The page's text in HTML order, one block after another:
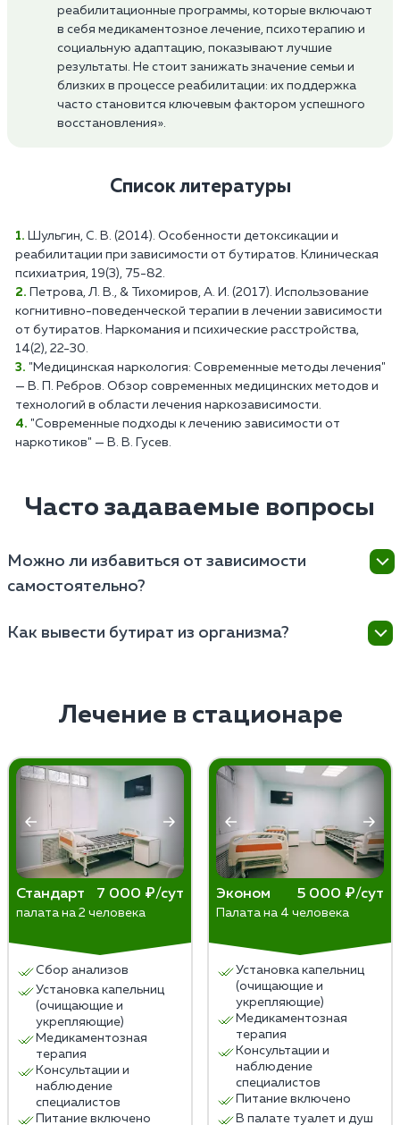
реабилитационные программы, которые включают
в себя медикаментозное лечение, психотерапию и
социальную адаптацию, показывают лучшие
результаты. Не стоит занижать значение семьи и
близких в процессе реабилитации: их поддержка
часто становится ключевым фактором успешного
восстановления».
Список литературы
Шульгин, С. В. (2014). Особенности детоксикации и
реабилитации при зависимости от бутиратов. Клиническая
психиатрия, 19(3), 75-82.
Петрова, Л. В., & Тихомиров, А. И. (2017). Использование
когнитивно-поведенческой терапии в лечении зависимости
от бутиратов. Наркомания и психические расстройства,
14(2), 22-30.
"Медицинская наркология: Современные методы лечения"
— В. П. Ребров. Обзор современных медицинских методов и
технологий в области лечения наркозависимости.
"Современные подходы к лечению зависимости от
наркотиков" — В. В. Гусев.
Часто задаваемые вопросы
Можно ли избавиться от зависимости
самостоятельно?
является неэффективным и чревато рецидивом.
быть опасным, так как не лечит психологическую
аддикцию. При возникновении соответствующей
психиатрам и наркологам медицинского центра для
назначения комплексного лечения.
Как вывести бутират из организма?
под наблюдением нарколога. Она проводится с
использованием капельниц. Состав такой
каждого пациента. При невозможности постановки
инфузии назначаются альтернативные процедуры —
плазмаферез, гемодиализ и др.
Лечение в стационаре
Стандарт 7 000 ₽/сут
палата на 2 человека
Сбор анализов
Установка капельниц
(очищающие и
укрепляющие)
Медикаментозная
терапия
Консультации и
наблюдение
специалистов
Питание включено
Эконом 5 000 ₽/сут
Палата на 4 человека
Установка капельниц
(очищающие и
укрепляющие)
Медикаментозная
терапия
Консультации и
наблюдение
специалистов
Питание включено
В палате туалет и душ